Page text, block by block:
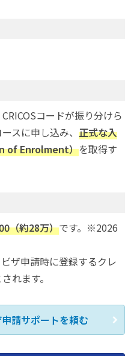
コードが振り分けら
スに申し込み、 正式な入
of Enrolment）を取得す
（約28万）です。※2026
ザ申請時に登録するクレ
れます。
請サポートを頼む